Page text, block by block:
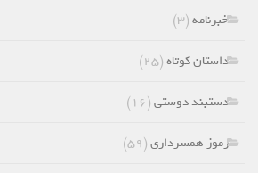
خبرنامه(۳)
داستان کوتاه(۲۵)
دستبند دوستی(۱۶)
رموز همسرداری(۵۹)